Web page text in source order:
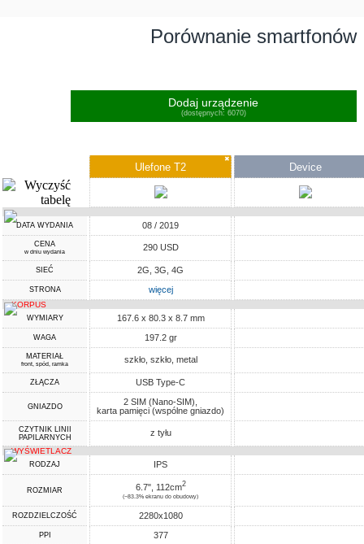
Porównanie smartfonów
Dodaj urządzenie
(dostępnych: 6070)
✖
Ulefone T2 Device
DATA WYDANIA 08 / 2019
CENA
w dniu wydania 290 USD
SIEĆ 2G, 3G, 4G
STRONA więcej
KORPUS
WYMIARY 167.6 x 80.3 x 8.7 mm
WAGA 197.2 gr
MATERIAŁ
front, spód, ramka szkło, szkło, metal
ZŁĄCZA USB Type-C
GNIAZDO
2 SIM (Nano-SIM),
karta pamięci (wspólne gniazdo)
CZYTNIK LINII
PAPILARNYCH
z tyłu
WYŚWIETLACZ
RODZAJ IPS
ROZMIAR 6.7", 112cm2
(~83.3% ekranu do obudowy)
ROZDZIELCZOŚĆ 2280x1080
PPI 377